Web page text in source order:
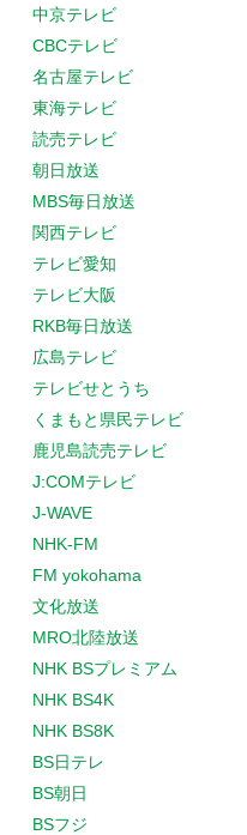
中京テレビ
CBCテレビ
名古屋テレビ
東海テレビ
読売テレビ
朝日放送
MBS毎日放送
関西テレビ
テレビ愛知
テレビ大阪
RKB毎日放送
広島テレビ
テレビせとうち
くまもと県民テレビ
鹿児島読売テレビ
J:COMテレビ
J-WAVE
NHK-FM
FM yokohama
文化放送
MRO北陸放送
NHK BSプレミアム
NHK BS4K
NHK BS8K
BS日テレ
BS朝日
BSフジ